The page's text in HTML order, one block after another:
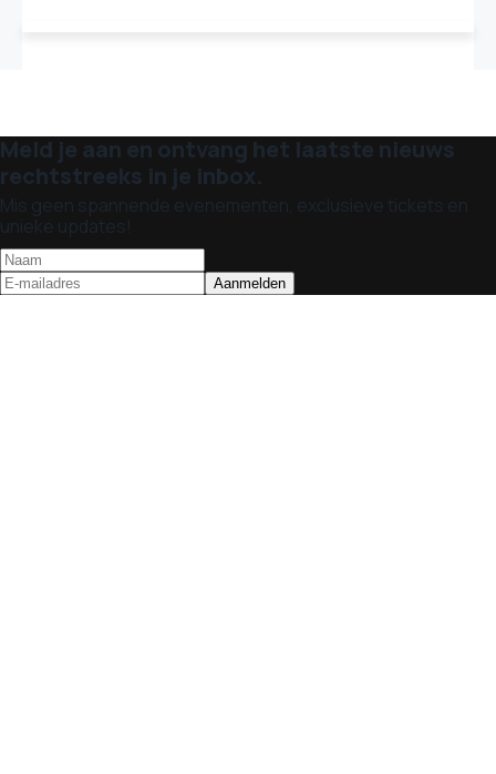
Meld je aan en ontvang het laatste nieuws
rechtstreeks in je inbox.
Mis geen spannende evenementen, exclusieve tickets en
unieke updates!